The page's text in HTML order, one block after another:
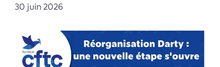
30 juin 2026